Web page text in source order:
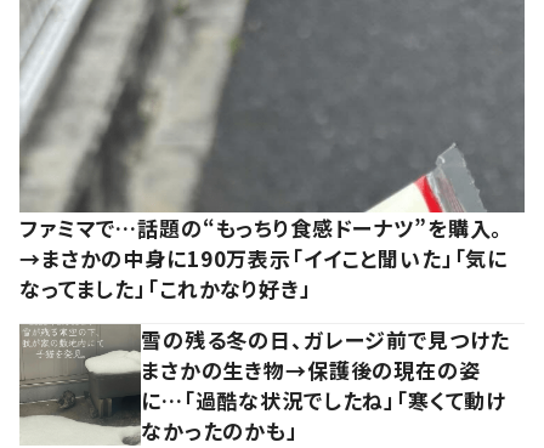
ファミマで…話題の“もっちり食感ドーナツ”を購入。
→まさかの中身に190万表示「イイこと聞いた」「気に
なってました」「これかなり好き」
雪の残る冬の日、ガレージ前で見つけた
まさかの生き物→保護後の現在の姿
に…「過酷な状況でしたね」「寒くて動け
なかったのかも」